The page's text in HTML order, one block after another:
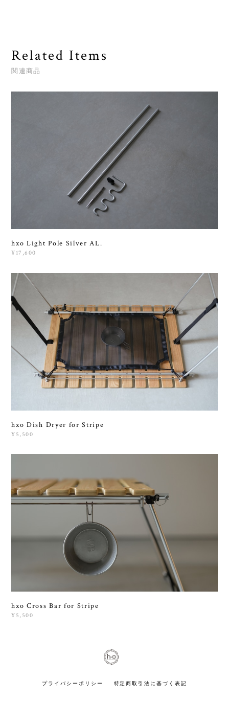
Related Items
関連商品
hxo Light Pole Silver AL.
¥17,600
hxo Dish Dryer for Stripe
¥5,500
hxo Cross Bar for Stripe
¥5,500
プライバシーポリシー 特定商取引法に基づく表記